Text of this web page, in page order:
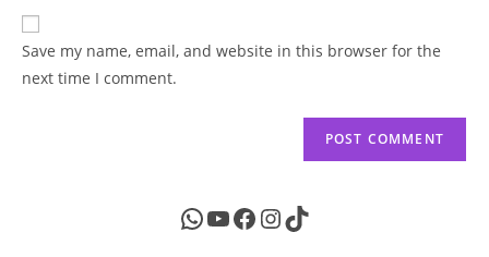
comment
website
URL
(optional)
Save my name, email, and website in this browser for the
next time I comment.
WhatsApp
YouTube
Facebook
Instagram
TikTok